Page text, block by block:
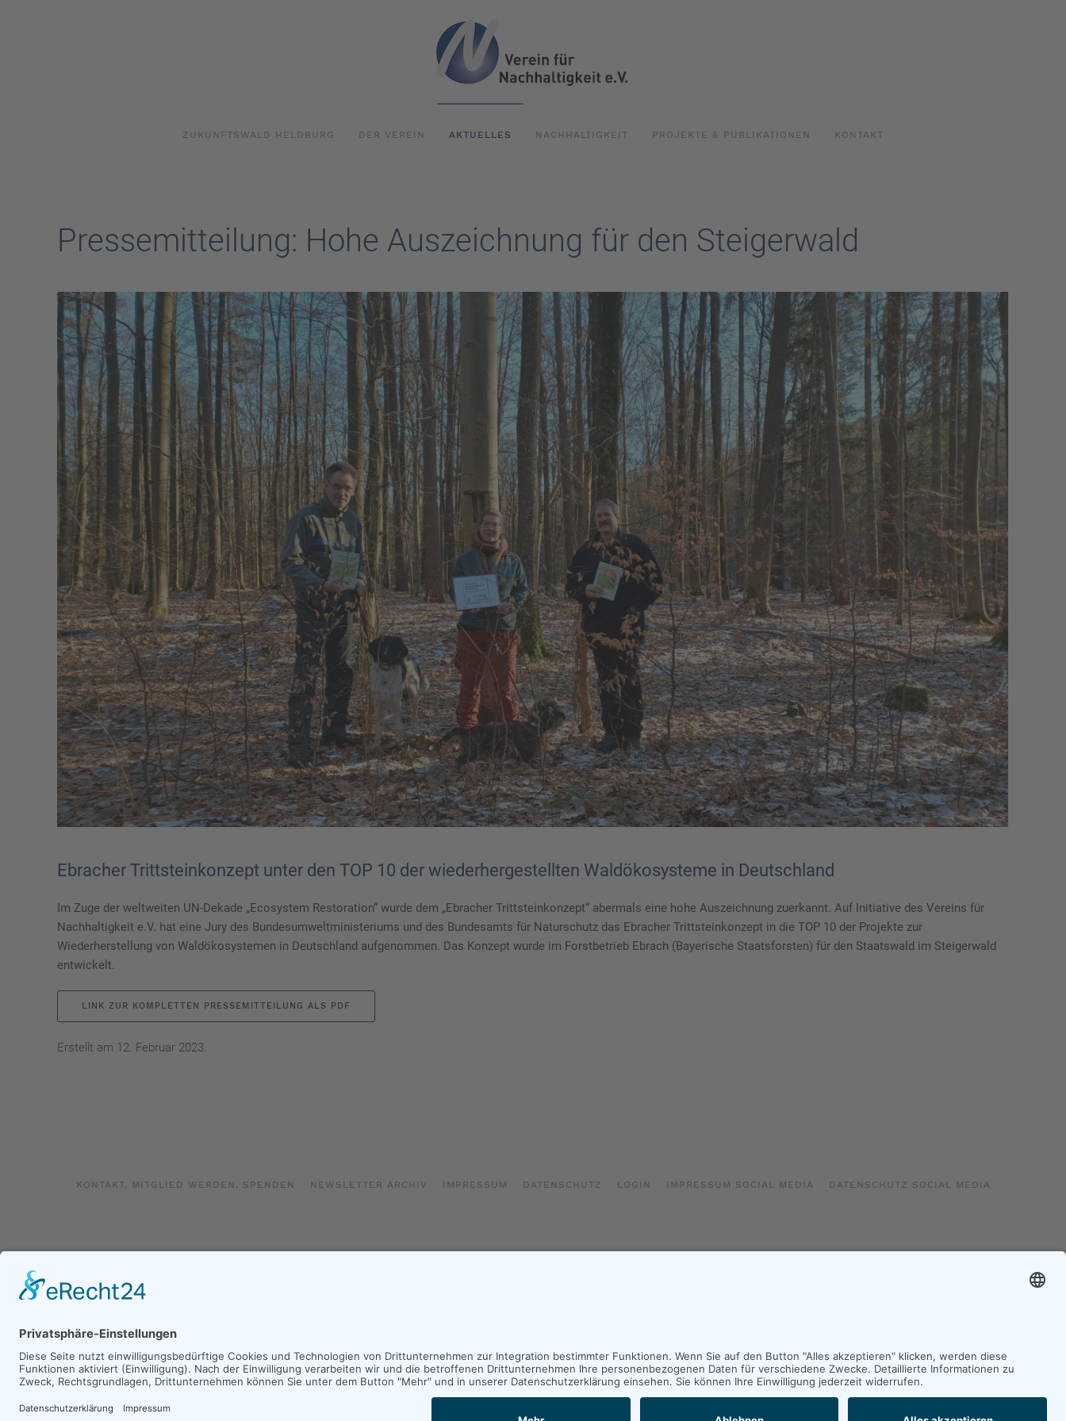
ZUKUNFTSWALD HELDBURG DER VEREIN AKTUELLES NACHHALTIGKEIT PROJEKTE & PUBLIKATIONEN KONTAKT
Pressemitteilung: Hohe Auszeichnung für den Steigerwald
Ebracher Trittsteinkonzept unter den TOP 10 der wiederhergestellten Waldökosysteme in Deutschland
Im Zuge der weltweiten UN-Dekade „Ecosystem Restoration“ wurde dem „Ebracher Trittsteinkonzept“ abermals eine hohe Auszeichnung zuerkannt. Auf Initiative des Vereins für
Nachhaltigkeit e.V. hat eine Jury des Bundesumweltministeriums und des Bundesamts für Naturschutz das Ebracher Trittsteinkonzept in die TOP 10 der Projekte zur
Wiederherstellung von Waldökosystemen in Deutschland aufgenommen. Das Konzept wurde im Forstbetrieb Ebrach (Bayerische Staatsforsten) für den Staatswald im Steigerwald
entwickelt.
LINK ZUR KOMPLETTEN PRESSEMITTEILUNG ALS PDF
Erstellt am 12. Februar 2023.
KONTAKT, MITGLIED WERDEN, SPENDEN NEWSLETTER ARCHIV IMPRESSUM DATENSCHUTZ LOGIN IMPRESSUM SOCIAL MEDIA DATENSCHUTZ SOCIAL MEDIA